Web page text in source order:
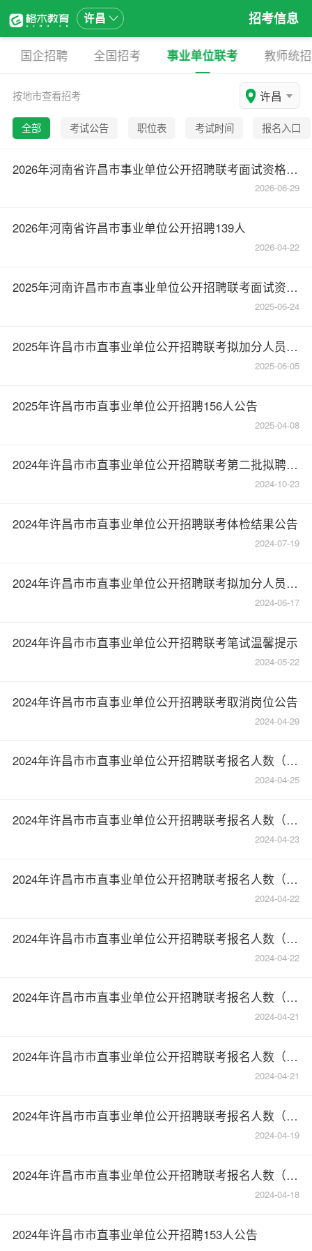
许昌 招考信息
国企招聘 全国招考 事业单位联考 教师统招
按地市查看招考 许昌
全部 考试公告 职位表 考试时间 报名入口
2026年河南省许昌市事业单位公开招聘联考面试资格确认公告
2026-06-29
2026年河南省许昌市事业单位公开招聘139人
2026-04-22
2025年河南许昌市市直事业单位公开招聘联考面试资格确认公告
2025-06-24
2025年许昌市市直事业单位公开招聘联考拟加分人员公示
2025-06-05
2025年许昌市市直事业单位公开招聘156人公告
2025-04-08
2024年许昌市市直事业单位公开招聘联考第二批拟聘用人员名单公示
2024-10-23
2024年许昌市市直事业单位公开招聘联考体检结果公告
2024-07-19
2024年许昌市市直事业单位公开招聘联考拟加分人员公示
2024-06-17
2024年许昌市市直事业单位公开招聘联考笔试温馨提示
2024-05-22
2024年许昌市市直事业单位公开招聘联考取消岗位公告
2024-04-29
2024年许昌市市直事业单位公开招聘联考报名人数（截至4月24日17：00）
2024-04-25
2024年许昌市市直事业单位公开招聘联考报名人数（截至4月23日17：00）
2024-04-23
2024年许昌市市直事业单位公开招聘联考报名人数（截至4月22日17：00）
2024-04-22
2024年许昌市市直事业单位公开招聘联考报名人数（截至4月21日17：00）
2024-04-22
2024年许昌市市直事业单位公开招聘联考报名人数（截至4月20日17：00）
2024-04-21
2024年许昌市市直事业单位公开招聘联考报名人数（截至4月20日17：00）
2024-04-21
2024年许昌市市直事业单位公开招聘联考报名人数（截至4月19日17：00)
2024-04-19
2024年许昌市市直事业单位公开招聘联考报名人数（截至4月18日17：00）
2024-04-18
2024年许昌市市直事业单位公开招聘153人公告